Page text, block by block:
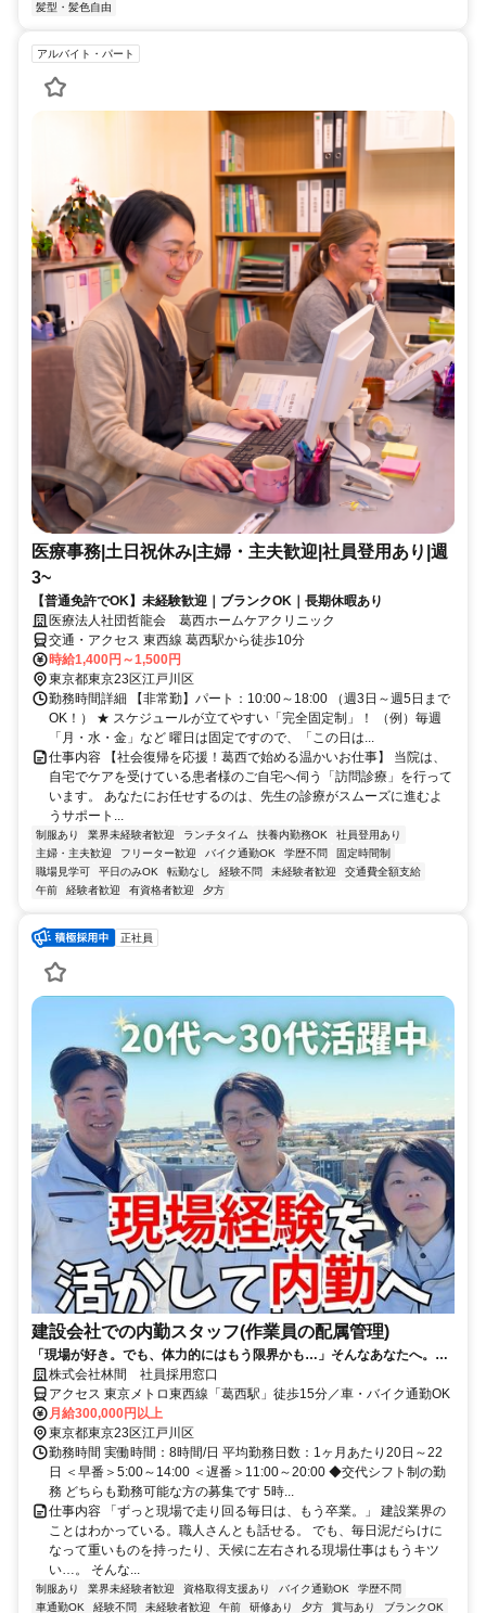
髪型・髪色自由
アルバイト・パート
医療事務|土日祝休み|主婦・主夫歓迎|社員登用あり|週
3~
【普通免許でOK】未経験歓迎｜ブランクOK｜長期休暇あり
医療法人社団哲龍会 葛西ホームケアクリニック
交通・アクセス 東西線 葛西駅から徒歩10分
時給1,400円～1,500円
東京都東京23区江戸川区
勤務時間詳細 【非常勤】パート：10:00～18:00 （週3日～週5日まで
OK！） ★ スケジュールが立てやすい「完全固定制」！ （例）毎週
「月・水・金」など 曜日は固定ですので、「この日は...
仕事内容 【社会復帰を応援！葛西で始める温かいお仕事】 当院は、
自宅でケアを受けている患者様のご自宅へ伺う「訪問診療」を行って
います。 あなたにお任せするのは、先生の診療がスムーズに進むよ
うサポート...
制服あり 業界未経験者歓迎 ランチタイム 扶養内勤務OK
社員登用あり
主婦・主夫歓迎
フリーター歓迎 バイク通勤OK 学歴不問
固定時間制
職場見学可
平日のみOK 転勤なし 経験不問 未経験者歓迎
交通費全額支給
午前
経験者歓迎 有資格者歓迎 夕方
正社員
建設会社での内勤スタッフ(作業員の配属管理)
「現場が好き。でも、体力的にはもう限界かも…」そんなあなたへ。そ
の現場経験、これからは「オフィス」で活かしませんか？
株式会社林間 社員採用窓口
アクセス 東京メトロ東西線「葛西駅」徒歩15分／車・バイク通勤OK
月給300,000円以上
東京都東京23区江戸川区
勤務時間 実働時間：8時間/日 平均勤務日数：1ヶ月あたり20日～22
日 ＜早番＞5:00～14:00 ＜遅番＞11:00～20:00 ◆交代シフト制の勤
務 どちらも勤務可能な方の募集です 5時...
仕事内容 「ずっと現場で走り回る毎日は、もう卒業。」 建設業界の
ことはわかっている。職人さんとも話せる。 でも、毎日泥だらけに
なって重いものを持ったり、天候に左右される現場仕事はもうキツ
い…。 そんな...
制服あり 業界未経験者歓迎 資格取得支援あり バイク通勤OK
学歴不問
車通勤OK
経験不問 未経験者歓迎 午前 研修あり 夕方 賞与あり ブランクOK